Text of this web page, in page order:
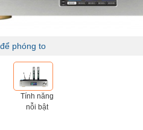
phóng to
Tính năng
nỗi bật